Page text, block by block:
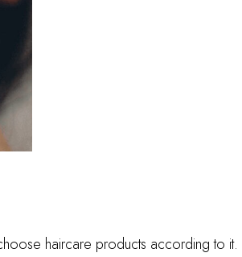
haircare products according to it.